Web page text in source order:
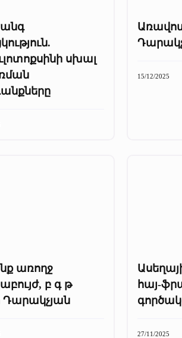
սխալ
15/12/2025
առողջ
բ գ թ
հայ-
27/11/2025